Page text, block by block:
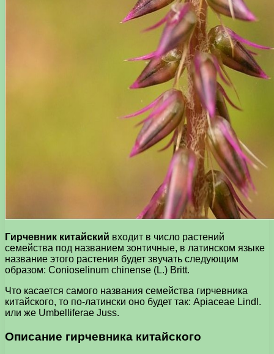
Гирчевник китайский входит в число растений
семейства под названием зонтичные, в латинском языке
название этого растения будет звучать следующим
образом: Conioselinum chinense (L.) Britt.
Что касается самого названия семейства гирчевника
китайского, то по-латински оно будет так: Apiaceae Lindl.
или же Umbelliferae Juss.
Описание гирчевника китайского